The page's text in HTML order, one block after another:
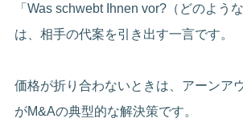
「Was schwebt Ihnen vor?（どのよう
は、相手の代案を引き出す一言です。
価格が折り合わないときは、アーンア
がM&Aの典型的な解決策です。